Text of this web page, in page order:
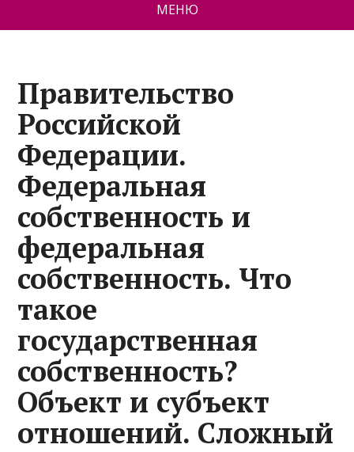
МЕНЮ
Правительство
Российской
Федерации.
Федеральная
собственность и
федеральная
собственность. Что
такое
государственная
собственность?
Объект и субъект
отношений. Сложный